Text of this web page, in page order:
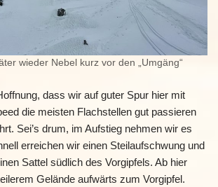
wieder Nebel kurz vor den „Umgäng“
dass wir auf guter Spur hier mit
die meisten Flachstellen gut passieren
Sei’s drum, im Aufstieg nehmen wir es
erreichen wir einen Steilaufschwung und
Sattel südlich des Vorgipfels. Ab hier
Gelände aufwärts zum Vorgipfel.